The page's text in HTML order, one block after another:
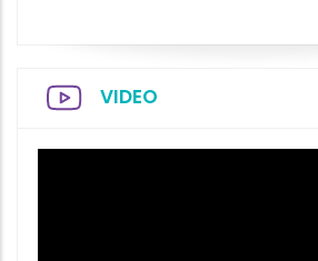
VIDEO